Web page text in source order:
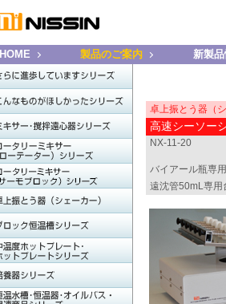
HOME 製品のご案内 新製
卓上振とう器（
高速シーソー
NX-11-20
バイアール瓶専
遠沈管50mL専